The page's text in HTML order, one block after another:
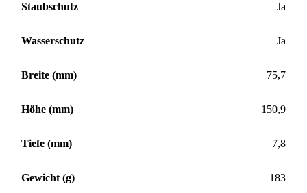
Staubschutz Ja
Wasserschutz Ja
Breite (mm) 75,7
Höhe (mm) 150,9
Tiefe (mm) 7,8
Gewicht (g) 183